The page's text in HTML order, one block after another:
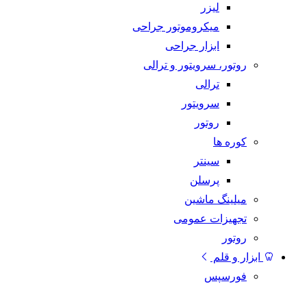
لیزر
میکروموتور جراحی
ابزار جراحی
روتور، سرویتور و ترالی
ترالی
سرویتور
روتور
کوره ها
سینتر
پرسلن
میلینگ ماشین
تجهیزات عمومی
روتور
ابزار و قلم
فورسپس